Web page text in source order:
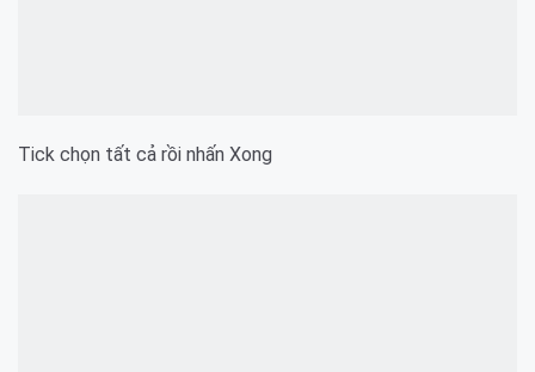
Tick chọn tất cả rồi nhấn Xong